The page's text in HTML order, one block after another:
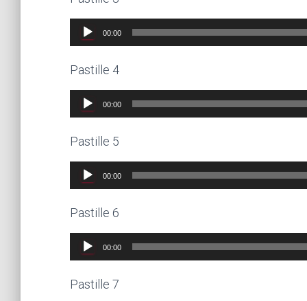
Lecteur
audio
00:00
Pastille 4
Lecteur
audio
00:00
Pastille 5
Lecteur
audio
00:00
Pastille 6
Lecteur
audio
00:00
Pastille 7